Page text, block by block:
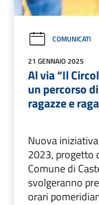
COMUNICATI
21 GENNAIO 2025
Al via “Il
un percorso
ragazze e
Nuova
2023, progetto
Comune di
svolgeranno
orari